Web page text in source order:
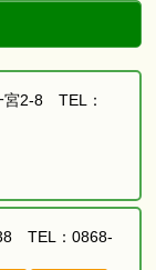
2-8 TEL：
TEL：0868-